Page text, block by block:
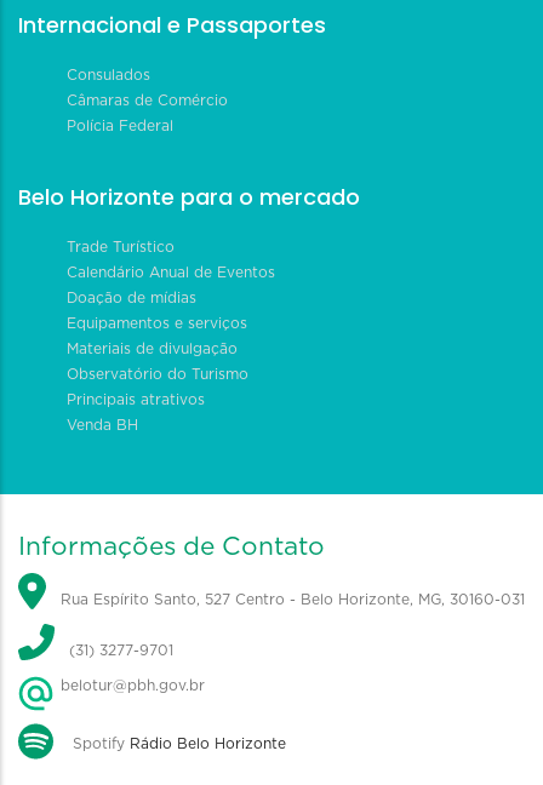
Internacional e Passaportes
Consulados
Câmaras de Comércio
Polícia Federal
Belo Horizonte para o mercado
Trade Turístico
Calendário Anual de Eventos
Doação de mídias
Equipamentos e serviços
Materiais de divulgação
Observatório do Turismo
Principais atrativos
Venda BH
Informações de Contato
Rua Espírito Santo, 527 Centro - Belo Horizonte, MG, 30160-031
(31) 3277-9701
belotur@pbh.gov.br
Spotify Rádio Belo Horizonte